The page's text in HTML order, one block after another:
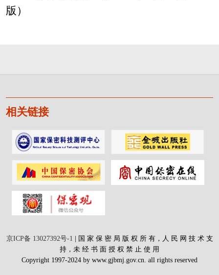
版）
相关链接
京ICP备 13027392号-1 | 国 家 保 密 局 版 权 所 有，人 民 网 技 术 支
持，未 经 书 面 授 权 禁 止 使 用
Copyright 1997-2024 by www.gjbmj.gov.cn. all rights reserved